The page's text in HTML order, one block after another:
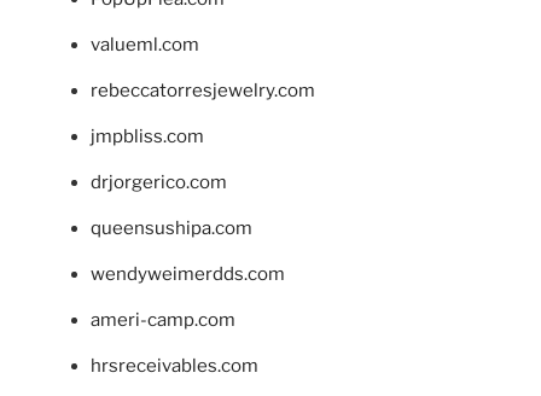
valueml.com
rebeccatorresjewelry.com
jmpbliss.com
drjorgerico.com
queensushipa.com
wendyweimerdds.com
ameri-camp.com
hrsreceivables.com